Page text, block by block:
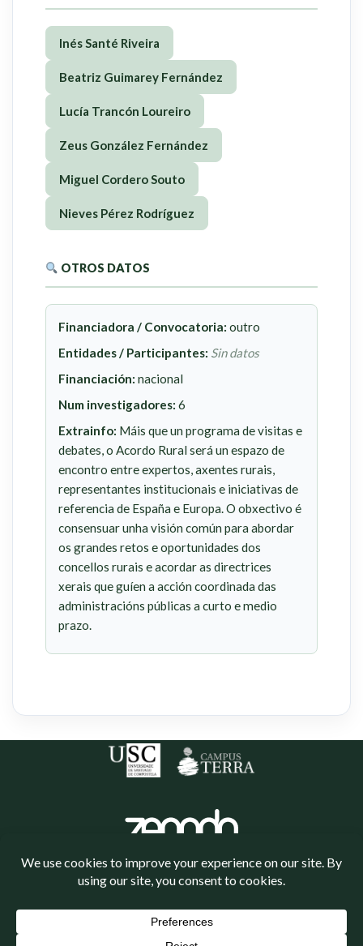
Inés Santé Riveira
Beatriz Guimarey Fernández
Lucía Trancón Loureiro
Zeus González Fernández
Miguel Cordero Souto
Nieves Pérez Rodríguez
OTROS DATOS
Financiadora / Convocatoria: outro
Entidades / Participantes: Sin datos
Financiación: nacional
Num investigadores: 6
Extrainfo: Máis que un programa de visitas e
debates, o Acordo Rural será un espazo de
encontro entre expertos, axentes rurais,
representantes institucionais e iniciativas de
referencia de España e Europa. O obxectivo é
consensuar unha visión común para abordar
os grandes retos e oportunidades dos
concellos rurais e acordar as directrices
xerais que guíen a acción coordinada das
administracións públicas a curto e medio
prazo.
Política de privacidade